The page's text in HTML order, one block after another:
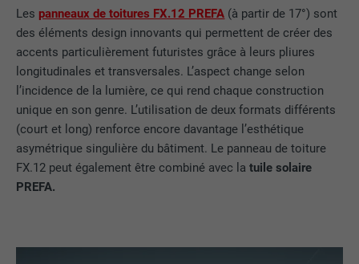
Les panneaux de toitures FX.12 PREFA (à partir de 17°) sont
des éléments design innovants qui permettent de créer des
accents particulièrement futuristes grâce à leurs pliures
longitudinales et transversales. L’aspect change selon
l’incidence de la lumière, ce qui rend chaque construction
unique en son genre. L’utilisation de deux formats différents
(court et long) renforce encore davantage l’esthétique
asymétrique singulière du bâtiment. Le panneau de toiture
FX.12 peut également être combiné avec latuile solaire
PREFA.
EXPIRATION 3 mois
UTILITÉ Cookie identificateur de navigateur
li_sugr
FOURNISSEUR
EXPIRATION 3 mois